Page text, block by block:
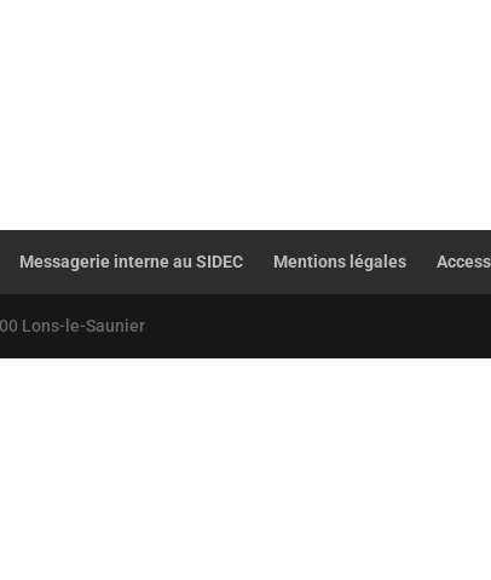
Messagerie interne au SIDEC Mentions légales
Lons-le-Saunier